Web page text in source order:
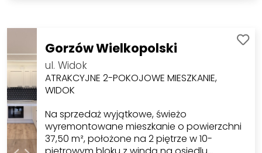
Gorzów Wielkopolski
ul. Widok
ATRAKCYJNE 2-POKOJOWE MIESZKANIE,
WIDOK
Na sprzedaż wyjątkowe, świeżo
wyremontowane mieszkanie o powierzchni
37,50 m², położone na 2 piętrze w 10-